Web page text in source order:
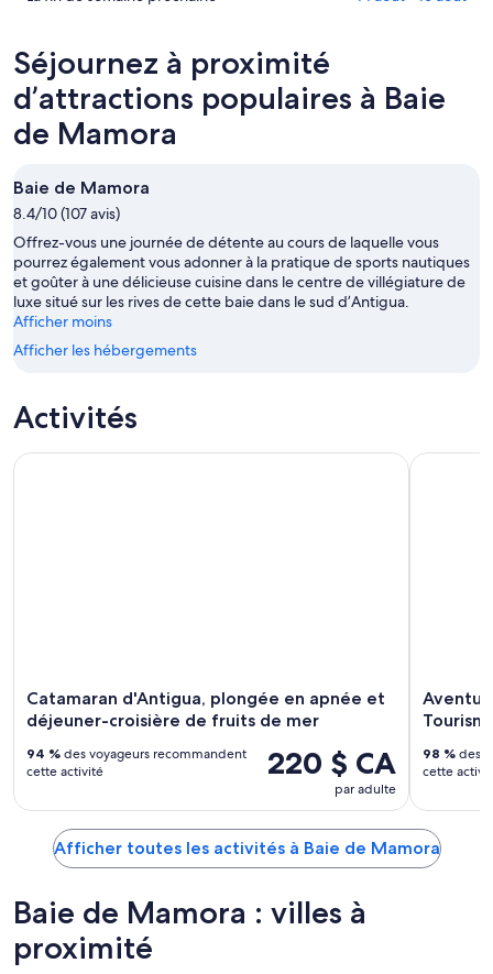
ce
soir,
8
août
août
de
Mamora
pour
demain
9
août
-
10
août
à Baie
de
Mamora
pour
fin
de
semaine
prochaine,
14
août
-
16
Séjournez à proximité
d’attractions populaires à Baie
de Mamora
Baie de Mamora
8.4/10 (107 avis)
Offrez-vous une journée de détente au cours de laquelle vous
pourrez également vous adonner à la pratique de sports nautiques
et goûter à une délicieuse cuisine dans le centre de villégiature de
luxe situé sur les rives de cette baie dans le sud d’Antigua.
Afficher moins
Afficher les hébergements
Activités
Catamaran d'Antigua, plongée en apnée et
déjeuner-croisière de fruits de mer
220 $ CA
par adulte
94 % des voyageurs recommandent
cette activité
Catamaran d'Antigua, plongée en apnée et déjeuner-
98 % des
cette
Aventure
Afficher toutes les activités à Baie de Mamora
Baie de Mamora : villes à
proximité